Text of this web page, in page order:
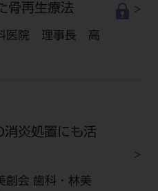
骨再生療法
科医院 理事長 高
消炎処置にも活
創会 歯科・林美